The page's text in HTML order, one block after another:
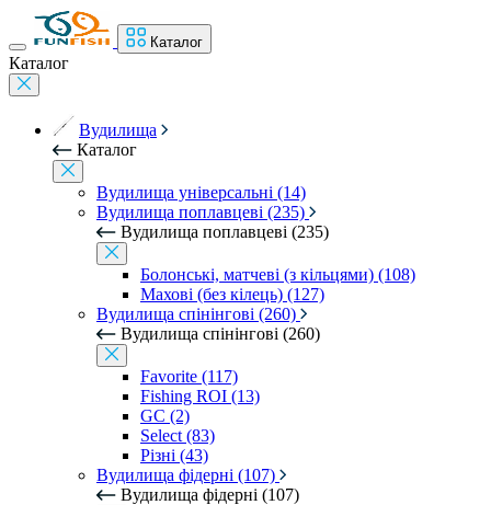
Каталог
Каталог
Вудилища
Каталог
Вудилища універсальні (14)
Вудилища поплавцеві (235)
Вудилища поплавцеві (235)
Болонські, матчеві (з кільцями) (108)
Махові (без кілець) (127)
Вудилища спінінгові (260)
Вудилища спінінгові (260)
Favorite (117)
Fishing ROI (13)
GC (2)
Select (83)
Різні (43)
Вудилища фідерні (107)
Вудилища фідерні (107)